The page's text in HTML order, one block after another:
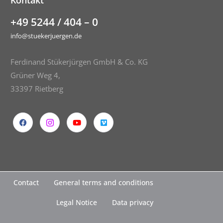
+49 5244 / 404 – 0
info@stuekerjuergen.de
Ferdinand Stükerjürgen GmbH & Co. KG
Grüner Weg 4,
33397 Rietberg
Contact General terms and conditions
Legal Notice Data privacy